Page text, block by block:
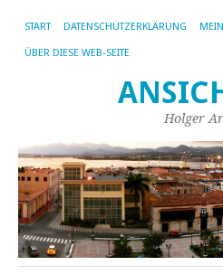
START DATENSCHUTZERKLÄRUNG
ÜBER DIESE WEB-SEITE
Holger